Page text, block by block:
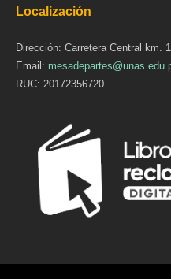
Localización
Dirección: Carretera Central km.
Email:
RUC: 20172356720